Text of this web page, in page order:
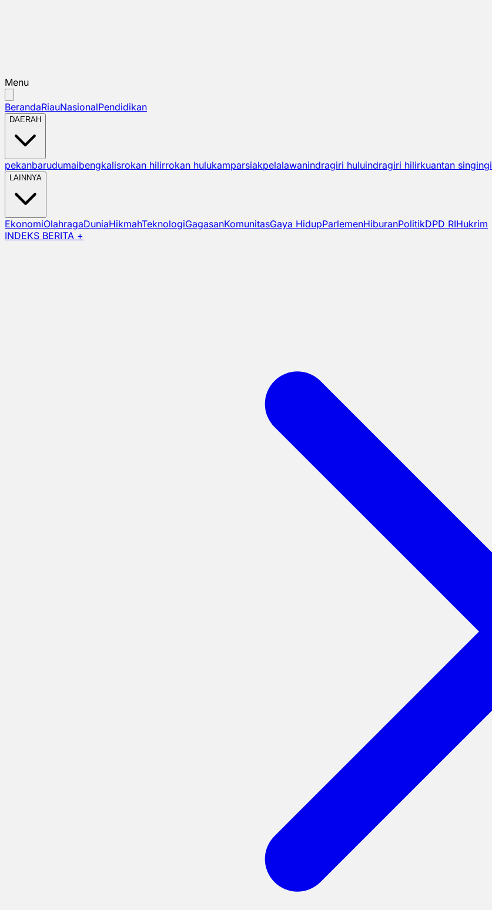
Menu
BerandaRiauNasionalPendidikan
DAERAH
pekanbarudumaibengkalisrokan hilirrokan hulukamparsiakpelalawanindragiri huluindragiri hilirkuantan singingi
LAINNYA
EkonomiOlahragaDuniaHikmahTeknologiGagasanKomunitasGaya HidupParlemenHiburanPolitikDPD RIHukrim
INDEKS BERITA +